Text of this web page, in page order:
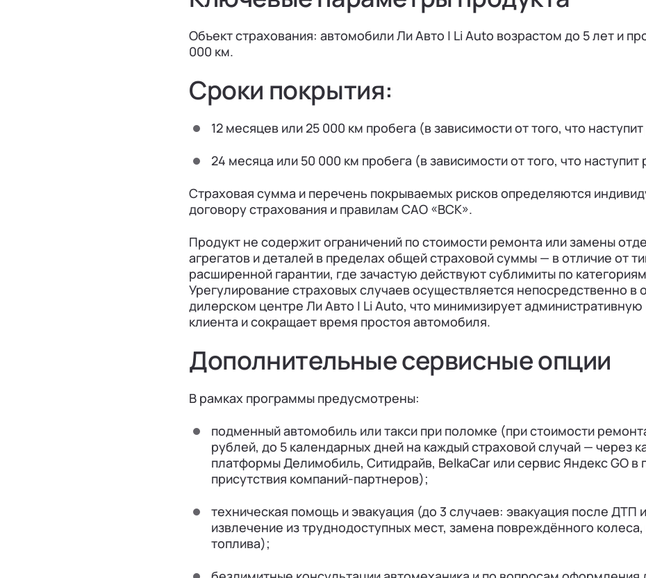
Объект страхования: автомобили Ли Авто | Li Auto возрастом до 5 лет и
000 км.
Сроки покрытия:
12 месяцев или 25 000 км пробега (в зависимости от того, что
24 месяца или 50 000 км пробега (в зависимости от того, что
Страховая сумма и перечень покрываемых рисков определяются
договору страхования и правилам САО «ВСК».
Продукт не содержит ограничений по стоимости ремонта или замены
агрегатов и деталей в пределах общей страховой суммы — в отличие от
расширенной гарантии, где зачастую действуют сублимиты по
Урегулирование страховых случаев осуществляется непосредственно в
дилерском центре Ли Авто | Li Auto, что минимизирует административную
клиента и сокращает время простоя автомобиля.
Дополнительные сервисные опции
В рамках программы предусмотрены:
подменный автомобиль или такси при поломке (при стоимости
рублей, до 5 календарных дней на каждый страховой случай — через
платформы Делимобиль, Ситидрайв, BelkaCar или сервис Яндекс GO в
присутствия компаний-партнеров);
техническая помощь и эвакуация (до 3 случаев: эвакуация после ДТП
извлечение из труднодоступных мест, замена повреждённого
топлива);